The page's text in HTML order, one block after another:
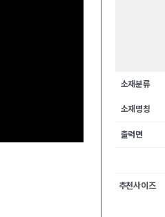
소재분류
소재명칭
출력면
추천사이즈